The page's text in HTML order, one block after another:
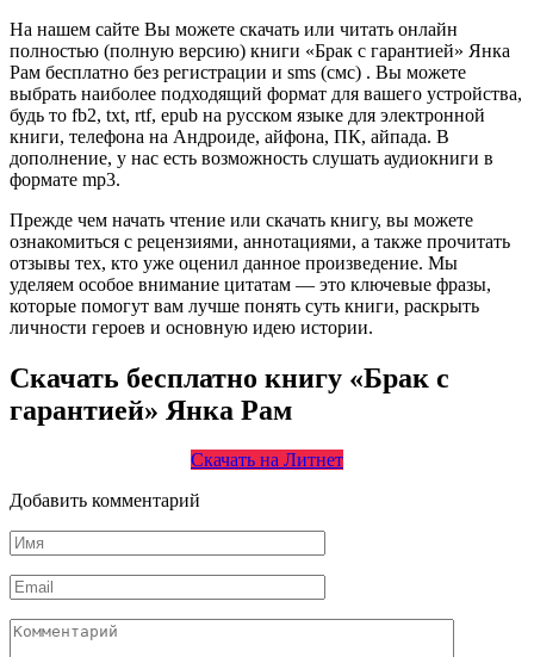
На нашем сайте Вы можете скачать или читать онлайн
полностью (полную версию) книги «Брак с гарантией» Янка
Рам бесплатно без регистрации и sms (смс) . Вы можете
выбрать наиболее подходящий формат для вашего устройства,
будь то fb2, txt, rtf, epub на русском языке для электронной
книги, телефона на Андроиде, айфона, ПК, айпада. В
дополнение, у нас есть возможность слушать аудиокниги в
формате mp3.
Прежде чем начать чтение или скачать книгу, вы можете
ознакомиться с рецензиями, аннотациями, а также прочитать
отзывы тех, кто уже оценил данное произведение. Мы
уделяем особое внимание цитатам — это ключевые фразы,
которые помогут вам лучше понять суть книги, раскрыть
личности героев и основную идею истории.
Скачать бесплатно книгу «Брак с
гарантией» Янка Рам
Скачать на Литнет
Добавить комментарий
Имя
*
Email
*
Комментарий